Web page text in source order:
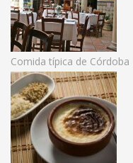
Comida típica de